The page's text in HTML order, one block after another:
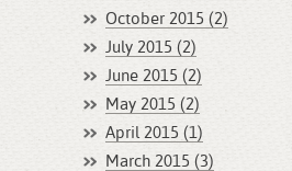
October 2015 (2)
July 2015 (2)
June 2015 (2)
May 2015 (2)
April 2015 (1)
March 2015 (3)